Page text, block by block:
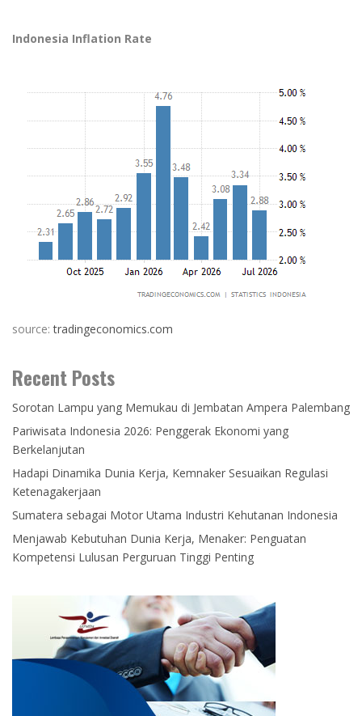
Indonesia Inflation Rate
source:tradingeconomics.com
Recent Posts
Sorotan Lampu yang Memukau di Jembatan Ampera Palembang
Pariwisata Indonesia 2026: Penggerak Ekonomi yang
Berkelanjutan
Hadapi Dinamika Dunia Kerja, Kemnaker Sesuaikan Regulasi
Ketenagakerjaan
Sumatera sebagai Motor Utama Industri Kehutanan Indonesia
Menjawab Kebutuhan Dunia Kerja, Menaker: Penguatan
Kompetensi Lulusan Perguruan Tinggi Penting